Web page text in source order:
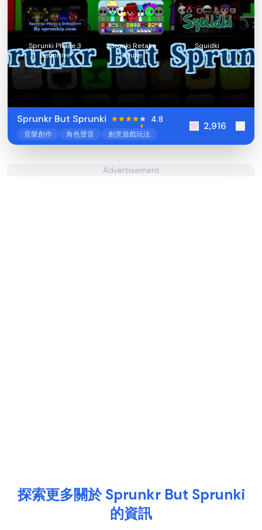
Sprunki Phase 3
Definitive
Sprunki Retake
Deluxe
Squidki
Sprunkr But Sprunki 4.8
音樂創作 角色聲音 創意遊戲玩法
2,916
Advertisement
探索更多關於 Sprunkr But Sprunki
的資訊